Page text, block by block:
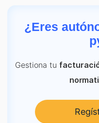
¿Eres
Gestiona tu